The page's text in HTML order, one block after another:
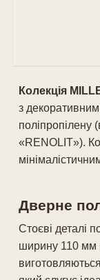
Колекція
з
поліпропілену
«RENOLIT»).
Дверне
Стоєві деталі
ширину 110 мм